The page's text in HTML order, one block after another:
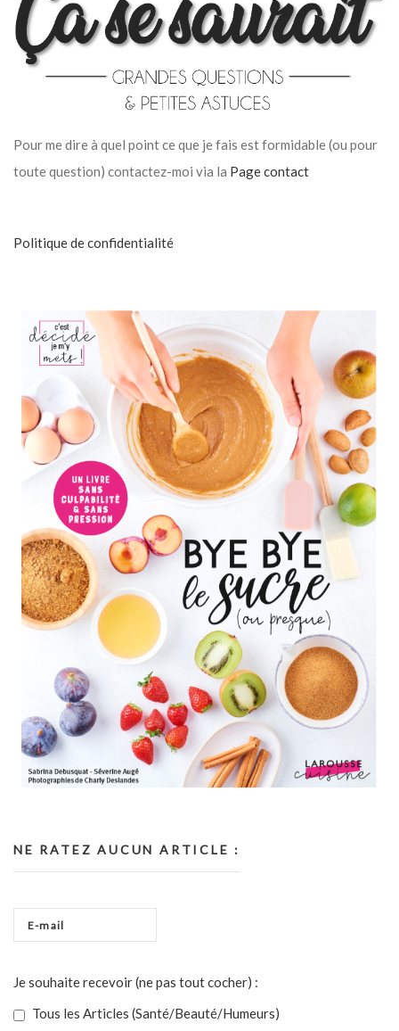
Pour me dire à quel point ce que je fais est formidable (ou pour
toute question) contactez-moi via la Page contact
Politique de confidentialité
NE RATEZ AUCUN ARTICLE :
Je souhaite recevoir (ne pas tout cocher) :
Tous les Articles (Santé/Beauté/Humeurs)